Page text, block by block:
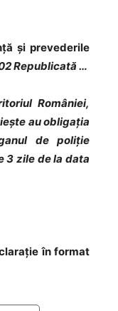
și prevederile
Republicată …
României,
au obligația
de poliție
3 zile de la data
în format